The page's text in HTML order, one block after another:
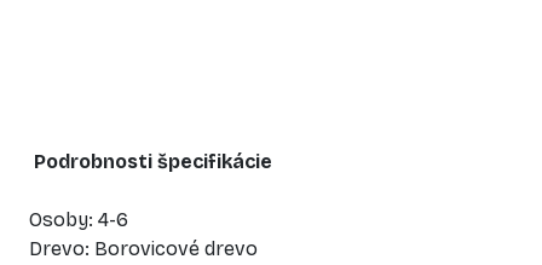
Podrobnosti špecifikácie
Osoby: 4-6
Drevo: Borovicové drevo